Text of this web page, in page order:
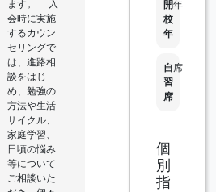
ます。 入
会時に実施
するカウン
セリングで
は、進路相
談をはじ
め、勉強の
方法や生活
サイクル、
家庭学習、
日頃の悩み
等について
ご相談いた
開
校
年
年
自
習
席
席
個
別
指